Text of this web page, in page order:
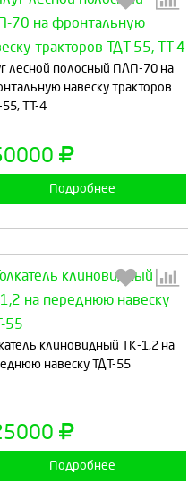
лесной полосный ПЛП-70 на
навеску тракторов
ТТ-4
Подробнее
Выберите количество:
клиновидный ТК-1,2 на
навеску ТДТ-55
Подробнее
Выберите количество: